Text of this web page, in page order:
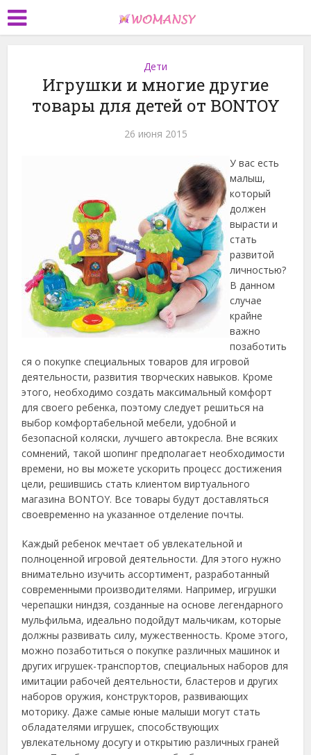
Дети
Игрушки и многие другие
товары для детей от BONTOY
26 июня 2015
У вас есть
малыш,
который
должен
вырасти и
стать
развитой
личностью?
В данном
случае
крайне
важно
позаботить
ся о покупке специальных товаров для игровой
деятельности, развития творческих навыков. Кроме
этого, необходимо создать максимальный комфорт
для своего ребенка, поэтому следует решиться на
выбор комфортабельной мебели, удобной и
безопасной коляски, лучшего автокресла. Вне всяких
сомнений, такой шопинг предполагает необходимости
времени, но вы можете ускорить процесс достижения
цели, решившись стать клиентом виртуального
магазина BONTOY. Все товары будут доставляться
своевременно на указанное отделение почты.
Каждый ребенок мечтает об увлекательной и
полноценной игровой деятельности. Для этого нужно
внимательно изучить ассортимент, разработанный
современными производителями. Например, игрушки
черепашки ниндзя, созданные на основе легендарного
мульфильма, идеально подойдут мальчикам, которые
должны развивать силу, мужественность. Кроме этого,
можно позаботиться о покупке различных машинок и
других игрушек-транспортов, специальных наборов для
имитации рабочей деятельности, бластеров и других
наборов оружия, конструкторов, развивающих
моторику. Даже самые юные малыши могут стать
обладателями игрушек, способствующих
увлекательному досугу и открытию различных граней